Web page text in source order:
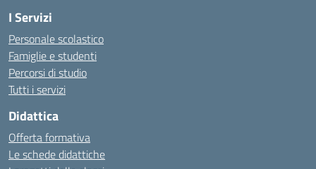
I Servizi
Personale scolastico
Famiglie e studenti
Percorsi di studio
Tutti i servizi
Didattica
Offerta formativa
Le schede didattiche